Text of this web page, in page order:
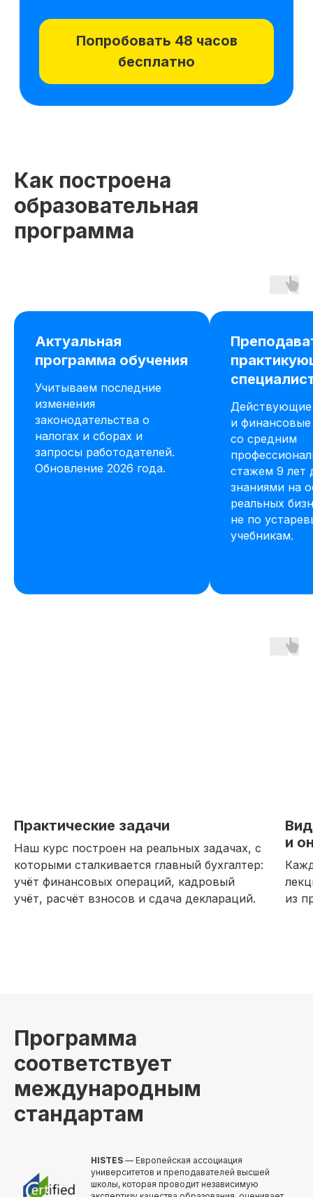
Как построена
образовательная
программа
Актуальная
программа обучения
Учитываем последние
изменения
законодательства о
налогах и сборах и
запросы работодателей.
Обновление 2026 года.
Действующие
и
со средним
стажем 9 лет
знаниями на
реальных
не по
учебникам.
Практические задачи
Наш курс построен на реальных задачах, с
которыми сталкивается главный бухгалтер:
учёт финансовых операций, кадровый
учёт, расчёт взносов и сдача деклараций.
и
из
Программа
соответствует
международным
стандартам
HISTES — Европейская ассоциация
университетов и преподавателей высшей
школы, которая проводит независимую